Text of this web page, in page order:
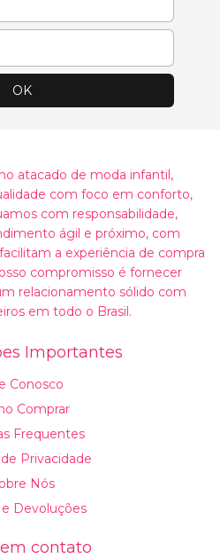
atacado de moda infantil,
com foco em conforto,
com responsabilidade,
ágil e próximo, com
a experiência de compra
compromisso é fornecer
relacionamento sólido com
em todo o Brasil.
Importantes
Conosco
Comprar
Frequentes
Privacidade
Nós
e Devoluções
contato